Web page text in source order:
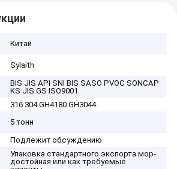
Китай
Sylaith
BIS JIS API SNI BIS SASO PVOC SONCAP
KS JIS GS ISO9001
316 304 GH4180 GH3044
5 тонн
Подлежит обсуждению
Упаковка стандартного экспорта мор-
достойная или как требуемые